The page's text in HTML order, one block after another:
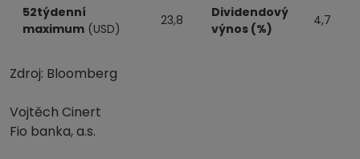
52týdenní
maximum (USD)
23,8
Dividendový
výnos (%)
4,7
Zdroj: Bloomberg
Vojtěch Cinert
Fio banka, a.s.